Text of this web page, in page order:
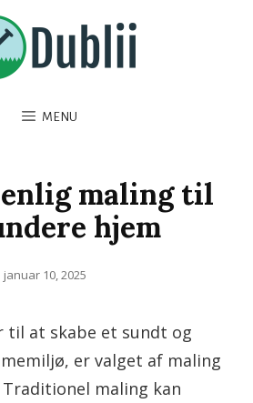
MENU
maling til
hjem
Posted
januar 10, 2025
til at skabe et sundt og
er valget af maling
maling kan